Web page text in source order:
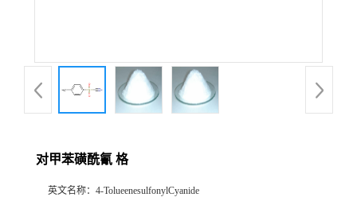
对甲苯磺酰氰 格
英文名称： 4-TolueenesulfonylCyanide